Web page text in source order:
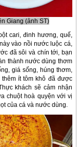
Giang (ảnh ST)
cari, đinh hương, quế,
vào nồi nước luộc cá,
đã sôi và chín tới, bạn
thành nước dùng thơm
giá sống, húng thơm,
ít tôm khô đã được
khách sẽ cảm nhận
chuột hoà quyện với vị
của cá và nước dùng.